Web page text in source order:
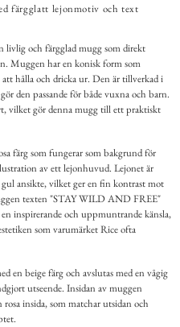
färgglatt lejonmotiv och text
och färgglad mugg som direkt
Muggen har en konisk form som
hålla och dricka ur. Den är tillverkad i
den passande för både vuxna och barn.
vilket gör denna mugg till ett praktiskt
färg som fungerar som bakgrund för
av ett lejonhuvud. Lejonet är
ansikte, vilket ger en fin kontrast mot
texten "STAY WILD AND FREE"
inspirerande och uppmuntrande känsla,
som varumärket Rice ofta
en beige färg och avslutas med en vågig
utseende. Insidan av muggen
insida, som matchar utsidan och